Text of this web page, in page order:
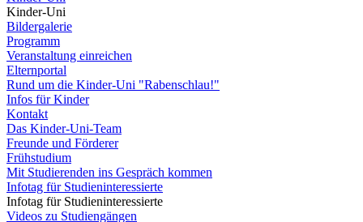
Kinder-Uni
Bildergalerie
Programm
Veranstaltung einreichen
Elternportal
Rund um die Kinder-Uni "Rabenschlau!"
Infos für Kinder
Kontakt
Das Kinder-Uni-Team
Freunde und Förderer
Frühstudium
Mit Studierenden ins Gespräch kommen
Infotag für Studieninteressierte
Infotag für Studieninteressierte
Videos zu Studiengängen